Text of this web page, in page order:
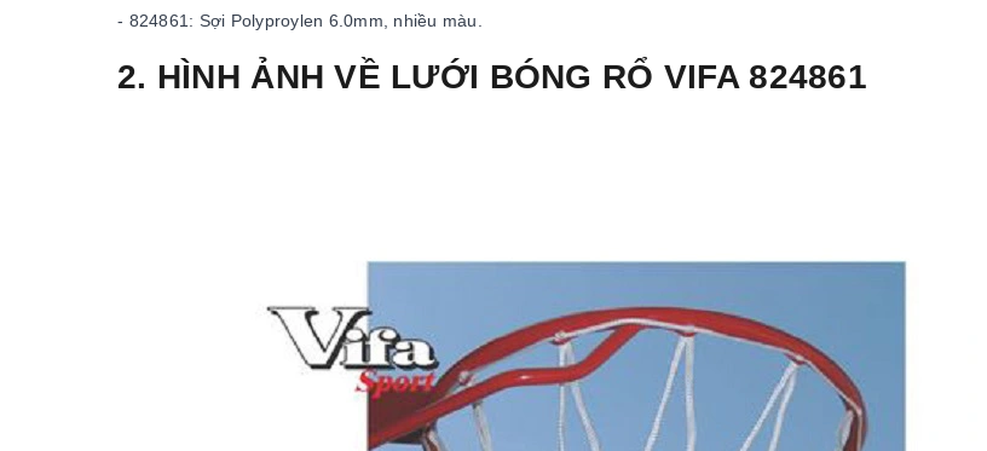
- 824861: Sợi Polyproylen 6.0mm, nhiều màu.
2. HÌNH ẢNH VỀ LƯỚI BÓNG RỔ VIFA 824861